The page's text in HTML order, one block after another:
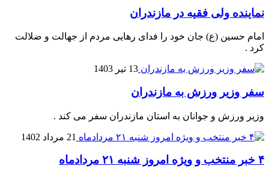
نماينده ولی فقیه در مازندران
امام حسین (ع) جان خود را فدای رهایی مردم از جهالت و ضلالت
کرد .
13 تیر 1403
سفر وزیر ورزش به مازندران
وزیر ورزش و جوانان به استان مازندران سفر می کند .
21 مرداد 1402
۴ خبر منتخب و ویژه امروز شنبه ۲۱ مردادماه